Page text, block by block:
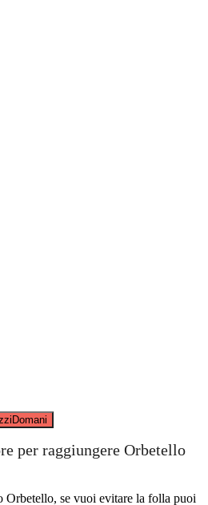
Domani
per raggiungere Orbetello
Orbetello, se vuoi evitare la folla puoi